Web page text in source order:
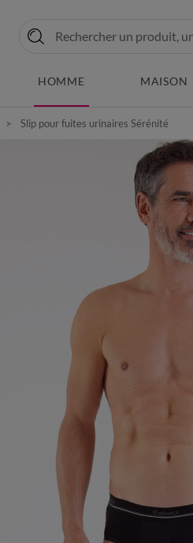
HOMME MAISON
Slip pour fuites urinaires Sérénité